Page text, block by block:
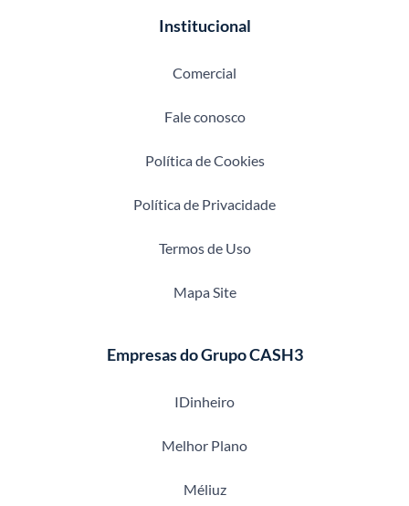
Institucional
Comercial
Fale conosco
Política de Cookies
Política de Privacidade
Termos de Uso
Mapa Site
Empresas do Grupo CASH3
IDinheiro
Melhor Plano
Méliuz